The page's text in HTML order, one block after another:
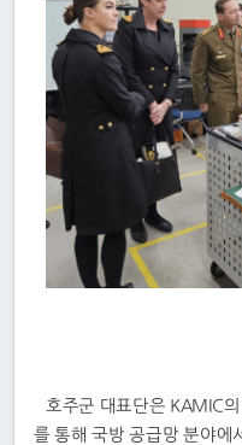
호주군 대표단은 KAMIC
를 통해 국방 공급망 분야에